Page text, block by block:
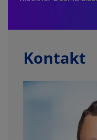
Kontakt